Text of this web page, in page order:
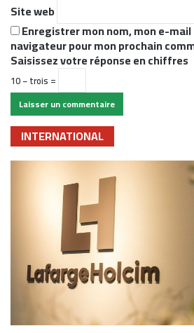
Site web
Enregistrer mon nom, mon e-
navigateur pour mon prochain
Saisissez votre réponse en chiffres
10 − trois =
INTERNATIONAL